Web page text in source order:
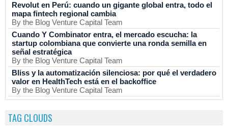
Revolut en Perú: cuando un gigante global entra, todo el
mapa fintech regional cambia
By the Blog Venture Capital Team
Cuando Y Combinator entra, el mercado escucha: la
startup colombiana que convierte una ronda semilla en
señal estratégica
By the Blog Venture Capital Team
Bliss y la automatización silenciosa: por qué el verdadero
valor en HealthTech está en el backoffice
By the Blog Venture Capital Team
TAG CLOUDS